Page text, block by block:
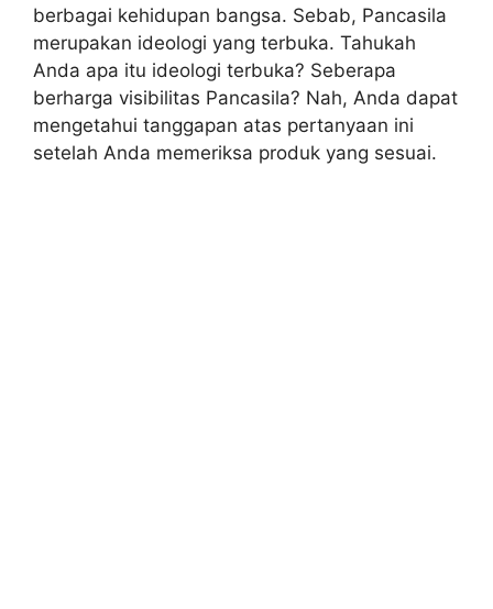
berbagai kehidupan bangsa. Sebab, Pancasila
merupakan ideologi yang terbuka. Tahukah
Anda apa itu ideologi terbuka? Seberapa
berharga visibilitas Pancasila? Nah, Anda dapat
mengetahui tanggapan atas pertanyaan ini
setelah Anda memeriksa produk yang sesuai.